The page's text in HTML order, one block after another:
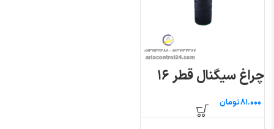
چراغ سیگنال قطر ۱۶
تومان